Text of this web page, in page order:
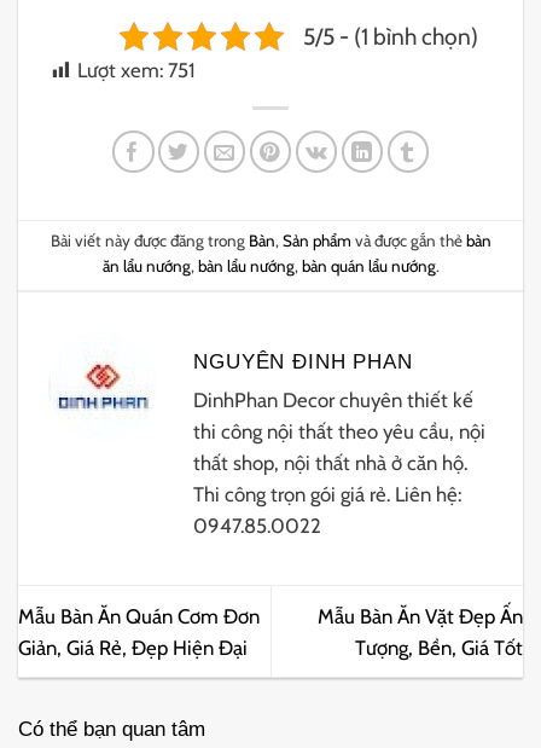
5/5 - (1 bình chọn)
Lượt xem: 751
Bài viết này được đăng trong Bàn,Sản phẩm và được gắn thẻbàn
ăn lẩu nướng,bàn lẩu nướng,bàn quán lẩu nướng.
NGUYÊN ĐINH PHAN
DinhPhan Decor chuyên thiết kế
thi công nội thất theo yêu cầu, nội
thất shop, nội thất nhà ở căn hộ.
Thi công trọn gói giá rẻ. Liên hệ:
0947.85.0022
Mẫu Bàn Ăn Quán Cơm Đơn
Giản, Giá Rẻ, Đẹp Hiện Đại
Mẫu Bàn Ăn Vặt Đẹp Ấn
Tượng, Bền, Giá Tốt
Có thể bạn quan tâm